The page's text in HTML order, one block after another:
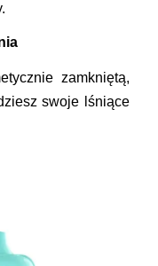
zamkniętą,
swoje lśniące